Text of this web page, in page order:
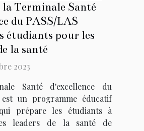
Terminale Santé
du PASS/LAS
étudiants pour les
la santé
2023
Santé d'excellence du
est un programme éducatif
prépare les étudiants à
leaders de la santé de